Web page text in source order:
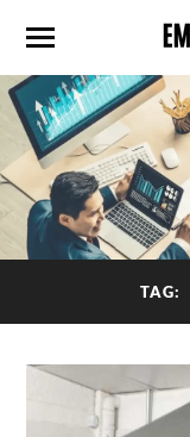
TAG: